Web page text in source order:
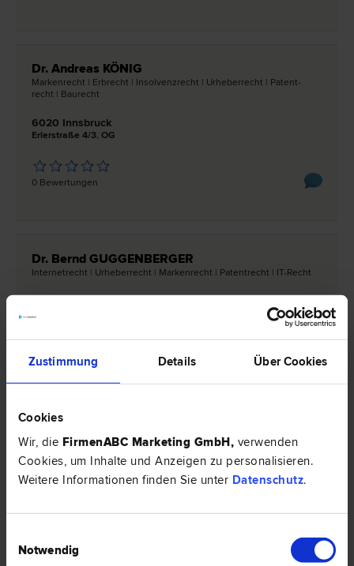
Zustimmung Details Über Cookies
Cookies
Wir, die FirmenABC Marketing GmbH, verwenden
Cookies, um Inhalte und Anzeigen zu personalisieren.
Weitere Informationen finden Sie unter Datenschutz.
Notwendig
Dr. Andreas KÖNIG
Marken­recht | Erb­recht | Insolvenz­recht | Urheber­recht | Patent­
recht | Bau­recht
6020 Innsbruck
Erlerstraße 4/3. OG
0 Bewertungen
Dr. Bernd GUGGENBERGER
Internet­recht | Urheber­recht | Marken­recht | Patent­recht | IT-Recht
Boznerplatz 4/II
0 Bewertungen
Dr. Carlo FORADORI
Insolvenz­recht | Gesellschafts­recht | Liegenschafts- und
Immobilien­recht | Urheber­recht | Wirtschafts­recht | Marken­recht |
Patent­recht
Claudiaplatz 2